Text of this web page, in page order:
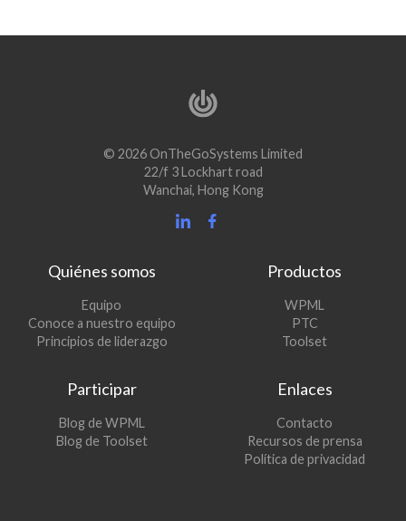
© 2026 OnTheGoSystems Limited
22/f 3 Lockhart road
Wanchai, Hong Kong
Quiénes somos
Equipo
Conoce a nuestro equipo
Principios de liderazgo
Productos
WPML
en
ventana)
PTC(se
abre
nueva
Toolset(se
una
ventana)
Participar
Blog de WPML
abre
Blog de Toolset(se
Enlaces
Contacto
Recursos de prensa
Política de privacidad